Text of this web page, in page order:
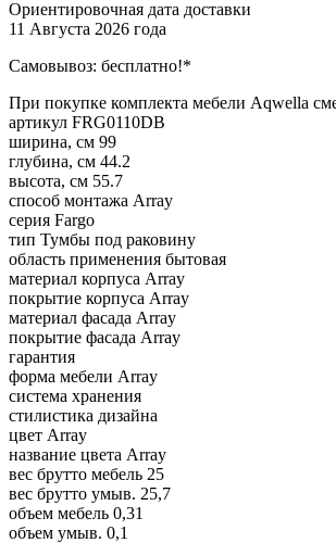
Ориентировочная дата доставки
11 Августа 2026 года
Самовывоз: бесплатно!*
При покупке комплекта мебели Aqwella
артикул FRG0110DB
ширина, см 99
глубина, см 44.2
высота, см 55.7
способ монтажа Array
серия Fargo
тип Тумбы под раковину
область применения бытовая
материал корпуса Array
покрытие корпуса Array
материал фасада Array
покрытие фасада Array
гарантия
форма мебели Array
система хранения
стилистика дизайна
цвет Array
название цвета Array
вес брутто мебель 25
вес брутто умыв. 25,7
объем мебель 0,31
объем умыв. 0,1